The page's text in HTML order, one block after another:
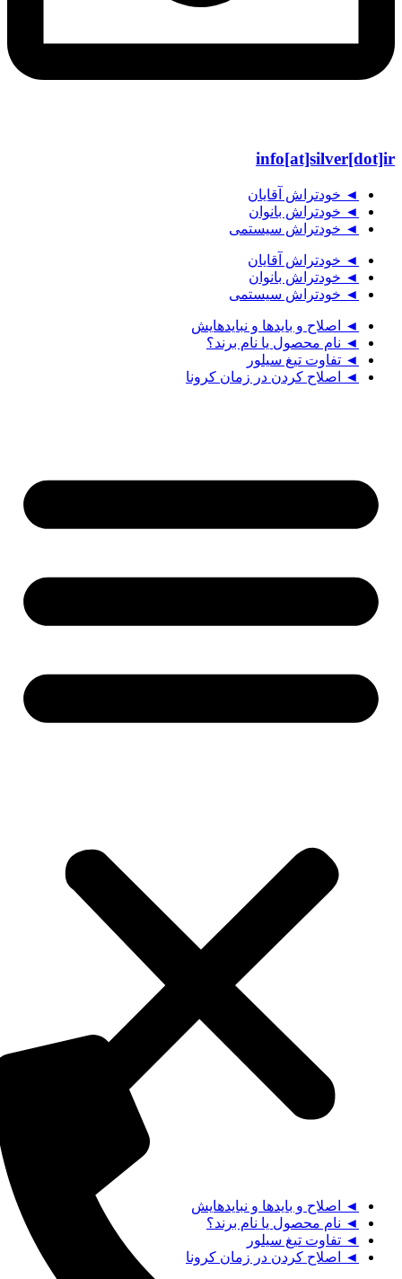
info[at]silver[dot]ir
◄ خودتراش آقایان
◄ خودتراش بانوان
◄ خودتراش سیستمی
◄ خودتراش آقایان
◄ خودتراش بانوان
◄ خودتراش سیستمی
◄ اصلاح و بایدها و نبایدهایش
◄ نام محصول یا نام برند؟
◄ تفاوت تیغ سیلور
◄ اصلاح کردن در زمان کرونا
◄ اصلاح و بایدها و نبایدهایش
◄ نام محصول یا نام برند؟
◄ تفاوت تیغ سیلور
◄ اصلاح کردن در زمان کرونا